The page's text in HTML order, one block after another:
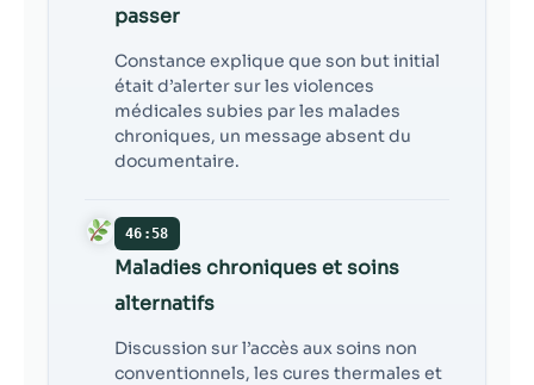
passer
Constance explique que son but initial
était d’alerter sur les violences
médicales subies par les malades
chroniques, un message absent du
documentaire.
46:58
Maladies chroniques et soins
alternatifs
Discussion sur l’accès aux soins non
conventionnels, les cures thermales et